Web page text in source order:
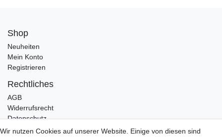
Shop
Neuheiten
Mein Konto
Registrieren
Rechtliches
AGB
Widerrufsrecht
Datenschutz
Impressum
Wir nutzen Cookies auf unserer Website. Einige von diesen sind